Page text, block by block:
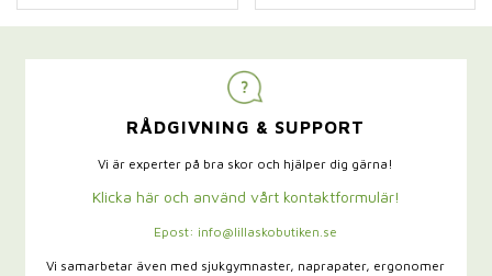
RÅDGIVNING & SUPPORT
Vi är experter på bra skor och hjälper dig gärna!
Klicka här och använd vårt kontaktformulär!
Epost: info@lillaskobutiken.se
Vi samarbetar även med sjukgymnaster, naprapater, ergonomer